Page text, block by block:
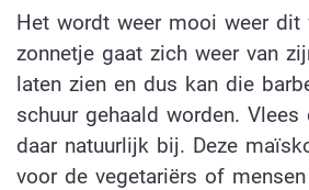
Het wordt weer mooi weer dit
zonnetje gaat zich weer van
laten zien en dus kan die
schuur gehaald worden. Vlees
daar natuurlijk bij. Deze
voor de vegetariërs of